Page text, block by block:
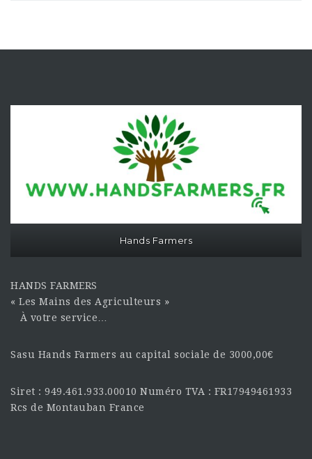
Hands Farmers
HANDS FARMERS
« Les Mains des Agriculteurs »
À votre service…
Sasu Hands Farmers au capital sociale de 3000,00€
Siret : 949.461.933.00010 Numéro TVA : FR17949461933
Rcs de Montauban France